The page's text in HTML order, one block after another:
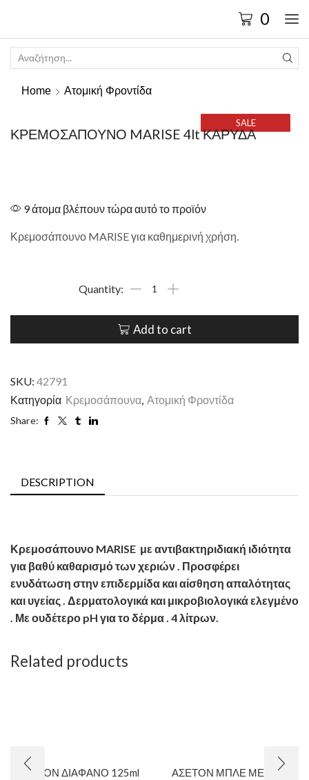
0
Home Ατομική Φροντίδα
SALE
ΚΡΕΜΟΣΑΠΟΥΝΟ MARISE 4lt ΚΑΡΥΔΑ
9 άτομα βλέπουν τώρα αυτό το προϊόν
Κρεμοσάπουνο MARISE για καθημερινή χρήση.
Add to cart
SKU: 42791
Κατηγορία Κρεμοσάπουνα, Ατομική Φροντίδα
Share:
DESCRIPTION
Κρεμοσάπουνο MARISE με αντιβακτηριδιακή ιδιότητα
για βαθύ καθαρισμό των χεριών . Προσφέρει
ενυδάτωση στην επιδερμίδα και αίσθηση απαλότητας
και υγείας . Δερματολογικά και μικροβιολογικά ελεγμένο
. Με ουδέτερο pH για το δέρμα . 4 λίτρων.
Related products
ΑΣΕΤΟΝ ΔΙΑΦΑΝΟ 125ml
ΑΣΕΤΟΝ ΜΠΛΕ ΜΕ ΛΑΔΙ